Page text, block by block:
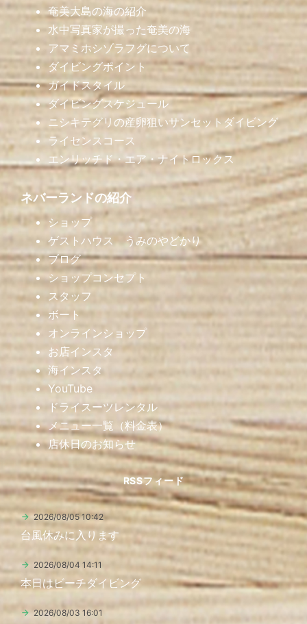
奄美大島の海の紹介
水中写真家が撮った奄美の海
アマミホシゾラフグについて
ダイビングポイント
ガイドスタイル
ダイビングスケジュール
ニシキテグリの産卵狙いサンセットダイビング
ライセンスコース
エンリッチド・エア・ナイトロックス
ネバーランドの紹介
ショップ
ゲストハウス うみのやどかり
ブログ
ショップコンセプト
スタッフ
ボート
オンラインショップ
お店インスタ
海インスタ
YouTube
ドライスーツレンタル
メニュー一覧（料金表）
店休日のお知らせ
RSSフィード
2026/08/05 10:42
台風休みに入ります
2026/08/04 14:11
本日はビーチダイビング
2026/08/03 16:01